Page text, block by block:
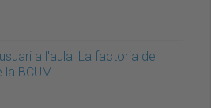
a l'aula 'La factoria de
BCUM